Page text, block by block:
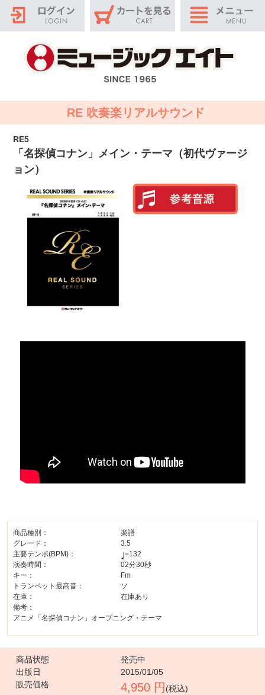
RE 吹奏楽リアルサウンド
RE5
「名探偵コナン」メイン・テーマ（初代ヴァージ
ョン）
商品種別：
楽譜
グレード：
3.5
主要テンポ(BPM)：
=132
演奏時間：
02分30秒
キー：
Fm
トランペット最高音：
ソ
在庫：
在庫あり
備考：
アニメ「名探偵コナン」オープニング・テーマ
商品状態
発売中
出版日
2015/01/05
販売価格
4,950 円 (税込)